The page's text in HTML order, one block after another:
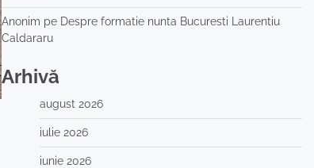
Anonim pe Despre formatie nunta Bucuresti Laurentiu
Caldararu
Arhivă
august 2026
iulie 2026
iunie 2026